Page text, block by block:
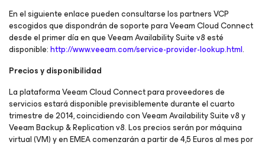
En el siguiente enlace pueden consultarse los partners VCP
escogidos que dispondrán de soporte para Veeam Cloud Connect
desde el primer día en que Veeam Availability Suite v8 esté
disponible:http://www.veeam.com/service-provider-lookup.html.
Precios y disponibilidad
La plataforma Veeam Cloud Connect para proveedores de
servicios estará disponible previsiblemente durante el cuarto
trimestre de 2014, coincidiendo con Veeam Availability Suite v8 y
Veeam Backup & Replication v8. Los precios serán por máquina
virtual (VM) y en EMEA comenzarán a partir de 4,5 Euros al mes por